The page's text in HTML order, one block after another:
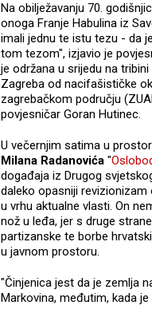
Na obilježavanju 70.
onoga Franje Habulina iz
imali jednu te istu tezu - da
tom tezom", izjavio je
je održana u srijedu na
Zagreba od nacifašističke
zagrebačkom području
povjesničar Goran Hutinec.
U večernjim satima u
Milana Radanovića "
događaja iz Drugog
daleko opasniji
u vrhu aktualne vlasti. On
nož u leđa, jer s druge
partizanske te borbe
u javnom prostoru.
"Činjenica jest da je zemlja
Markovina, međutim, kada